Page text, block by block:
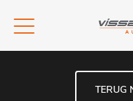
TERUG